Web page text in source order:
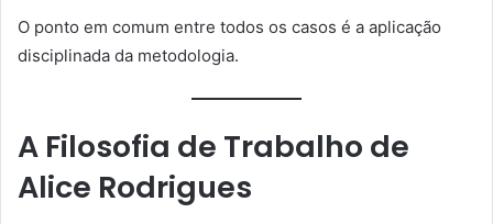
O ponto em comum entre todos os casos é a aplicação
disciplinada da metodologia.
A Filosofia de Trabalho de
Alice Rodrigues